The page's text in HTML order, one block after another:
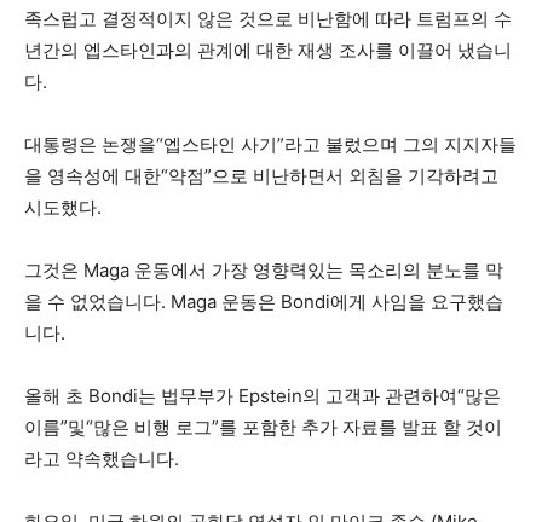
족스럽고 결정적이지 않은 것으로 비난함에 따라 트럼프의 수
년간의 엡스타인과의 관계에 대한 재생 조사를 이끌어 냈습니
다.
대통령은 논쟁을“엡스타인 사기”라고 불렀으며 그의 지지자들
을 영속성에 대한“약점”으로 비난하면서 외침을 기각하려고
시도했다.
그것은 Maga 운동에서 가장 영향력있는 목소리의 분노를 막
을 수 없었습니다. Maga 운동은 Bondi에게 사임을 요구했습
니다.
올해 초 Bondi는 법무부가 Epstein의 고객과 관련하여“많은
이름”및“많은 비행 로그”를 포함한 추가 자료를 발표 할 것이
라고 약속했습니다.